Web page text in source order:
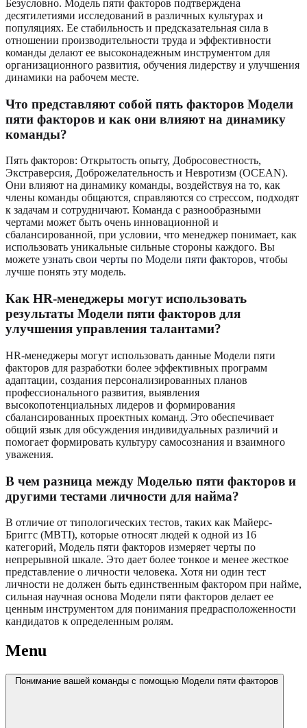
Безусловно. Модель пяти факторов подтверждена
десятилетиями исследований в различных культурах и
популяциях. Ее стабильность и предсказательная сила в
отношении производительности труда и эффективности
команды делают ее высоконадежным инструментом для
организационного развития, обучения лидерству и улучшения
динамики на рабочем месте.
Что представляют собой пять факторов Модели
пяти факторов и как они влияют на динамику
команды?
Пять факторов: Открытость опыту, Добросовестность,
Экстраверсия, Доброжелательность и Невротизм (OCEAN).
Они влияют на динамику команды, воздействуя на то, как
члены команды общаются, справляются со стрессом, подходят
к задачам и сотрудничают. Команда с разнообразными
чертами может быть очень инновационной и
сбалансированной, при условии, что менеджер понимает, как
использовать уникальные сильные стороны каждого. Вы
можете узнать свои черты по Модели пяти факторов, чтобы
лучше понять эту модель.
Как HR-менеджеры могут использовать
результаты Модели пяти факторов для
улучшения управления талантами?
HR-менеджеры могут использовать данные Модели пяти
факторов для разработки более эффективных программ
адаптации, создания персонализированных планов
профессионального развития, выявления
высокопотенциальных лидеров и формирования
сбалансированных проектных команд. Это обеспечивает
общий язык для обсуждения индивидуальных различий и
помогает формировать культуру самосознания и взаимного
уважения.
В чем разница между Моделью пяти факторов и
другими тестами личности для найма?
В отличие от типологических тестов, таких как Майерс-
Бриггс (MBTI), которые относят людей к одной из 16
категорий, Модель пяти факторов измеряет черты по
непрерывной шкале. Это дает более тонкое и менее жесткое
представление о личности человека. Хотя ни один тест
личности не должен быть единственным фактором при найме,
сильная научная основа Модели пяти факторов делает ее
ценным инструментом для понимания предрасположенности
кандидатов к определенным ролям.
Menu
Понимание вашей команды с помощью Модели пяти факторов